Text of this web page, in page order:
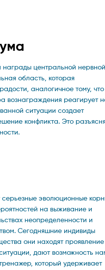
центральной нервной
область, которая
аналогичное тому,
вознаграждения реагирует
ситуации создает
конфликта. Это
эволюционные
на выживание и
неопределенности и
Сегодняшние индивиды
они находят проявление
дают возможность
который удерживает